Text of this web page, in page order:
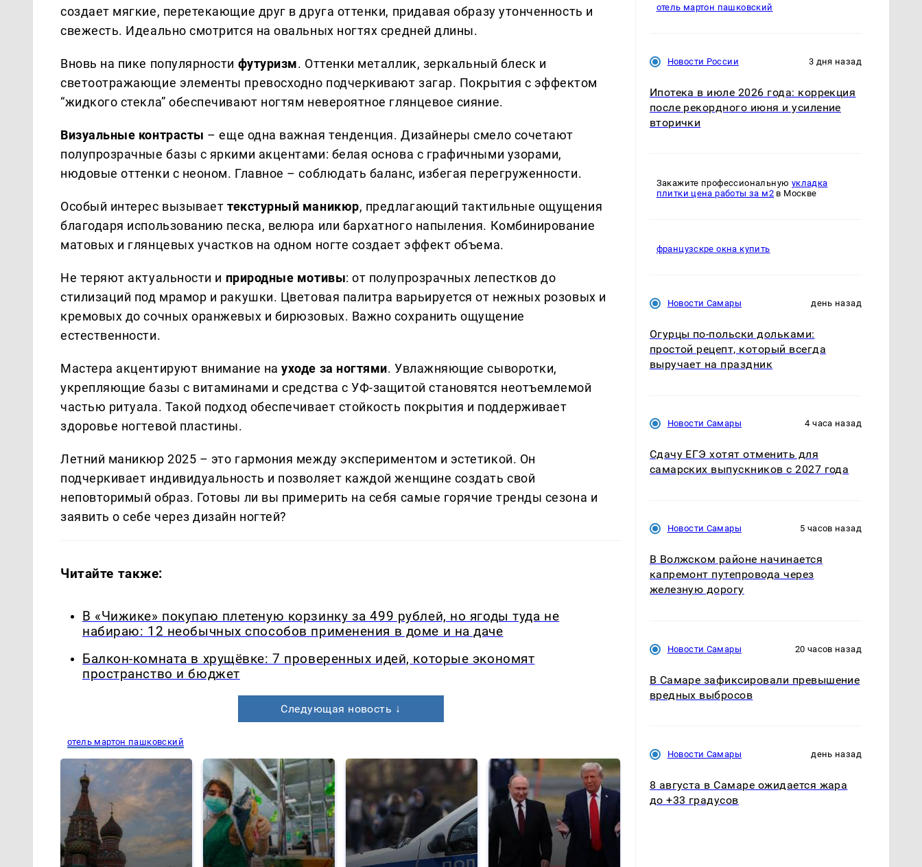
создает мягкие, перетекающие друг в друга оттенки, придавая образу утонченность и
свежесть. Идеально смотрится на овальных ногтях средней длины.
Вновь на пике популярности футуризм. Оттенки металлик, зеркальный блеск и
светоотражающие элементы превосходно подчеркивают загар. Покрытия с эффектом
“жидкого стекла” обеспечивают ногтям невероятное глянцевое сияние.
Визуальные контрасты – еще одна важная тенденция. Дизайнеры смело сочетают
полупрозрачные базы с яркими акцентами: белая основа с графичными узорами,
нюдовые оттенки с неоном. Главное – соблюдать баланс, избегая перегруженности.
Особый интерес вызывает текстурный маникюр, предлагающий тактильные ощущения
благодаря использованию песка, велюра или бархатного напыления. Комбинирование
матовых и глянцевых участков на одном ногте создает эффект объема.
Не теряют актуальности и природные мотивы: от полупрозрачных лепестков до
стилизаций под мрамор и ракушки. Цветовая палитра варьируется от нежных розовых и
кремовых до сочных оранжевых и бирюзовых. Важно сохранить ощущение
естественности.
Мастера акцентируют внимание науходе за ногтями. Увлажняющие сыворотки,
укрепляющие базы с витаминами и средства с УФ-защитой становятся неотъемлемой
частью ритуала. Такой подход обеспечивает стойкость покрытия и поддерживает
здоровье ногтевой пластины.
Летний маникюр 2025 – это гармония между экспериментом и эстетикой. Он
подчеркивает индивидуальность и позволяет каждой женщине создать свой
неповторимый образ. Готовы ли вы примерить на себя самые горячие тренды сезона и
заявить о себе через дизайн ногтей?
Читайте также:
В «Чижике» покупаю плетеную корзинку за 499 рублей, но ягоды туда не
набираю: 12 необычных способов применения в доме и на даче
Балкон-комната в хрущёвке: 7 проверенных идей, которые экономят
пространство и бюджет
Следующая новость ↓
отель мартон пашковский
отель мартон пашковский
Новости России 3 дня назад
Ипотека в июле 2026 года: коррекция
после рекордного июня и усиление
вторички
Закажите профессиональную укладка
плитки цена работы за м2в Москве
французскре окна купить
Новости Самары день назад
Огурцы по‑польски дольками:
простой рецепт, который всегда
выручает на праздник
Новости Самары 4 часа назад
Сдачу ЕГЭ хотят отменить для
самарских выпускников с 2027 года
Новости Самары 5 часов назад
В Волжском районе начинается
капремонт путепровода через
железную дорогу
Новости Самары 20 часов назад
В Самаре зафиксировали превышение
вредных выбросов
Новости Самары день назад
8 августа в Самаре ожидается жара
до +33 градусов